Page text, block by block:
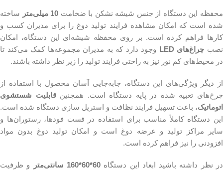
محفظه این دستگاه از جنس شیشه نشکن با ضخامت 10 میلی‌متر
ساخته
شده است که امکان مشاهده فرایند تولید دوغ را برای مدیران کسب و
کارها فراهم کرده است. بر روی محفظه شیشه‌ای این دستگاه، امکان
نصب چراغ‌های LED
وجود دارد که به مدیران مجموعه‌ها کمک می‌کند تا
در محیط‌های کم نور نیز به راحتی فرایند تولید را زیر نظر داشته باشند.
از دیگر ویژگی‌های این دستگاه، جابه‌جایی آسان محصول با استفاده از
چرخ‌های تعبیه شده در پایه دستگاه است. همچنینقابلیت شستشوی
اتوماتیک، باعث تسهیل فرایند نظافت و استریل سازی دستگاه شده است.
این دستگاه کاملاً مناسب برای استفاده در فست فودها، رستوران‌ها و
سایر مراکز تولید و عرضه دوغ است و امکان تولید دوغ بدون مواد
افزودنی را نیز فراهم کرده است.
در نظر داشته باشید ابعاد این دستگاه60*60*160 سانتی‌متر
و ظرفیت